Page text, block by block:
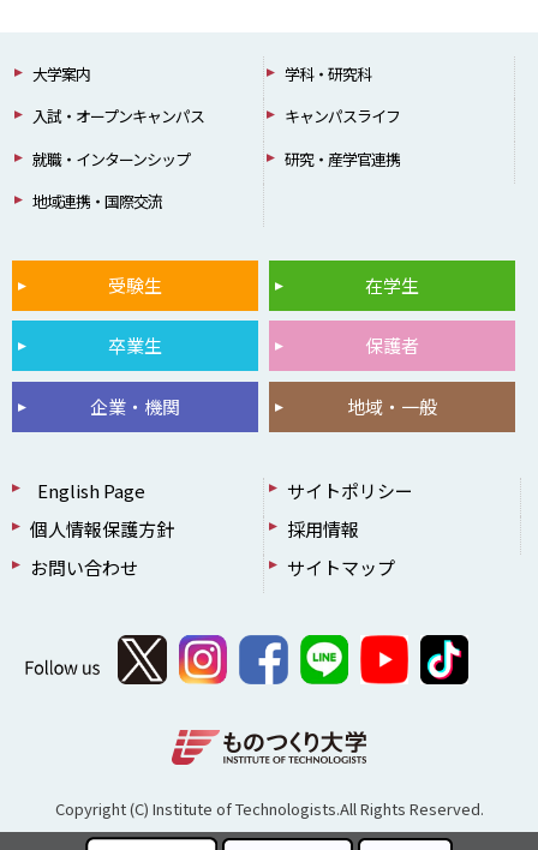
大学案内
学科・研究科
入試・オープンキャンパス
キャンパスライフ
就職・インターンシップ
研究・産学官連携
地域連携・国際交流
受験生 在学生
卒業生 保護者
企業・機関 地域・一般
English Page
サイトポリシー
個人情報保護方針
採用情報
お問い合わせ
サイトマップ
Copyright (C) Institute of Technologists.All Rights Reserved.